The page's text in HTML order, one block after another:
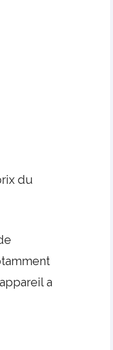
du
a